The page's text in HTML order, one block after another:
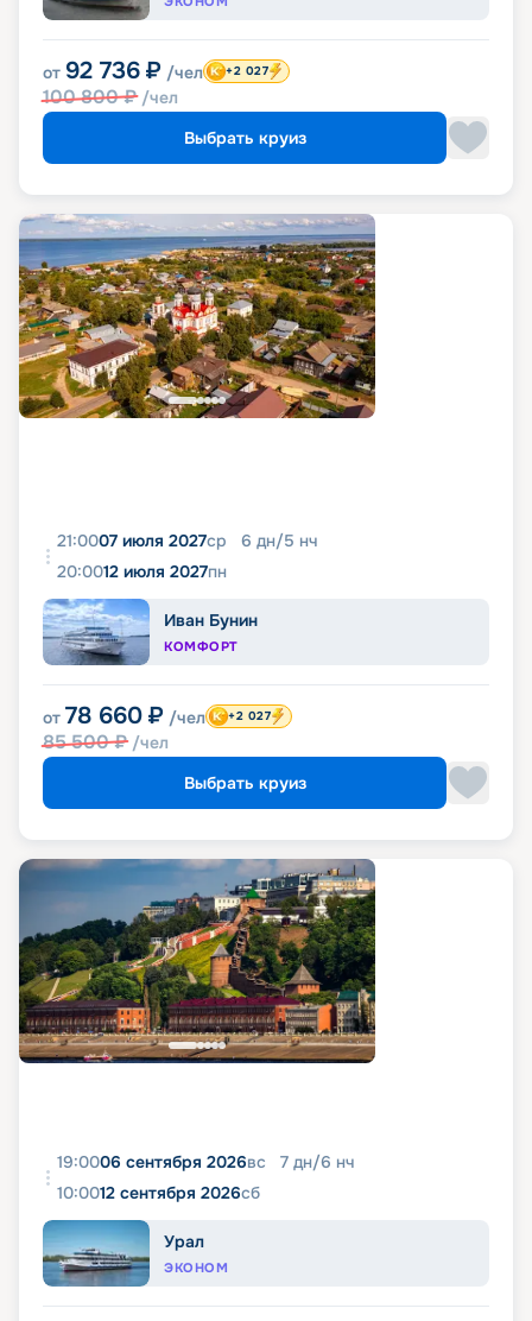
от 92 736 ₽ /чел
100 800₽ /чел
+2 027
Выбрать круиз
21:0007 июля 2027ср 6 дн/5 нч
20:0012 июля 2027пн
Иван Бунин
КОМФОРТ
от 78 660 ₽ /чел
85 500₽ /чел
+2 027
Выбрать круиз
19:0006 сентября 2026вс 7 дн/6 нч
10:0012 сентября 2026сб
Урал
ЭКОНОМ